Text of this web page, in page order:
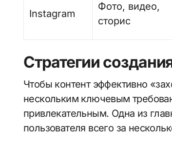
Instagram
Фото, видео,
сторис
Стратегии
Чтобы контент эффективно
нескольким ключевым
привлекательным. Одна из
пользователя всего за